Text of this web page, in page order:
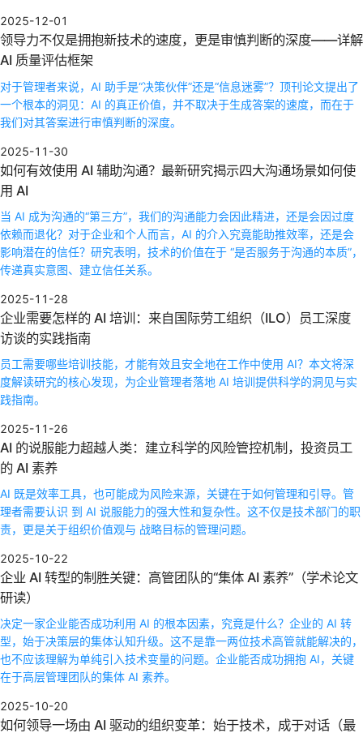
2025-12-01
领导力不仅是拥抱新技术的速度，更是审慎判断的深度——详解
AI 质量评估框架
对于管理者来说，AI 助手是“决策伙伴”还是“信息迷雾”？顶刊论文提出了
一个根本的洞见：AI 的真正价值，并不取决于生成答案的速度，而在于
我们对其答案进行审慎判断的深度。
2025-11-30
如何有效使用 AI 辅助沟通？最新研究揭示四大沟通场景如何使
用 AI
当 AI 成为沟通的“第三方”，我们的沟通能力会因此精进，还是会因过度
依赖而退化？对于企业和个人而言，AI 的介入究竟能助推效率，还是会
影响潜在的信任？研究表明，技术的价值在于 “是否服务于沟通的本质”，
传递真实意图、建立信任关系。
2025-11-28
企业需要怎样的 AI 培训：来自国际劳工组织（ILO）员工深度
访谈的实践指南
员工需要哪些培训技能，才能有效且安全地在工作中使用 AI？本文将深
度解读研究的核心发现，为企业管理者落地 AI 培训提供科学的洞见与实
践指南。
2025-11-26
AI 的说服能力超越人类：建立科学的风险管控机制，投资员工
的 AI 素养
AI 既是效率工具，也可能成为风险来源，关键在于如何管理和引导。管
理者需要认识 到 AI 说服能力的强大性和复杂性。这不仅是技术部门的职
责，更是关于组织价值观与 战略目标的管理问题。
2025-10-22
企业 AI 转型的制胜关键：高管团队的“集体 AI 素养”（学术论文
研读）
决定一家企业能否成功利用 AI 的根本因素，究竟是什么？企业的 AI 转
型，始于决策层的集体认知升级。这不是靠一两位技术高管就能解决的，
也不应该理解为单纯引入技术变量的问题。企业能否成功拥抱 AI，关键
在于高层管理团队的集体 AI 素养。
2025-10-20
如何领导一场由 AI 驱动的组织变革：始于技术，成于对话（最